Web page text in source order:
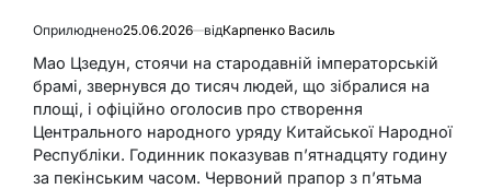
Оприлюднено25.06.2026 відКарпенко Василь
Мао Цзедун, стоячи на стародавній імператорській
брамі, звернувся до тисяч людей, що зібралися на
площі, і офіційно оголосив про створення
Центрального народного уряду Китайської Народної
Республіки. Годинник показував п’ятнадцяту годину
за пекінським часом. Червоний прапор з п’ятьма